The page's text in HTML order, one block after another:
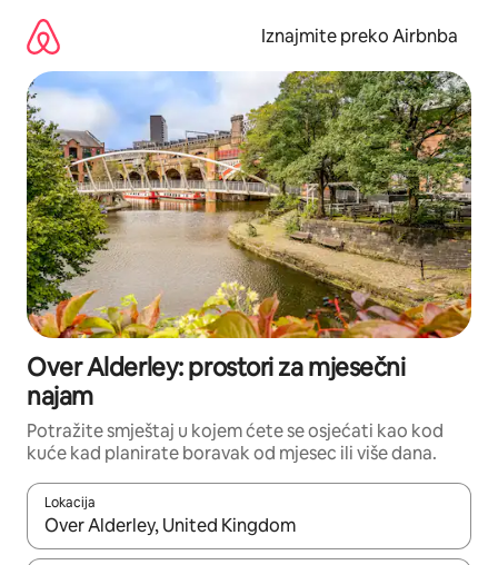
sadržaj
Iznajmite preko Airbnba
Over Alderley: prostori za mjesečni
najam
Potražite smještaj u kojem ćete se osjećati kao kod
kuće kad planirate boravak od mjesec ili više dana.
Lokacija
Kada budu dostupni rezultati, moći ćete ih pregledati